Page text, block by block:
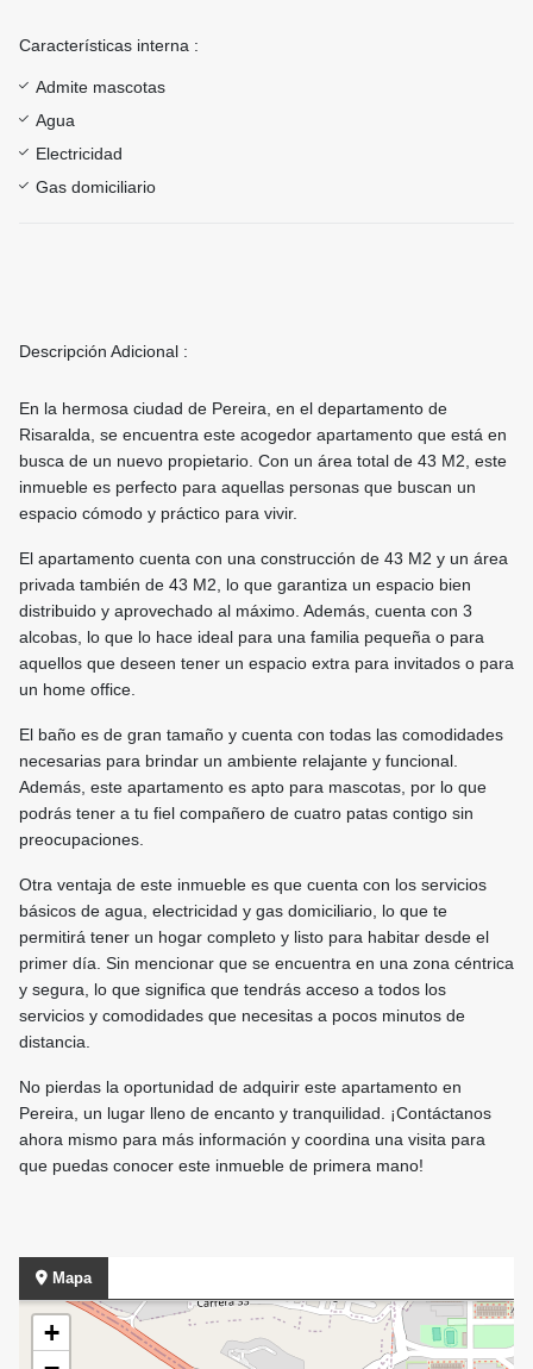
Características interna :
Admite mascotas
Agua
Electricidad
Gas domiciliario
Descripción Adicional :
En la hermosa ciudad de Pereira, en el departamento de
Risaralda, se encuentra este acogedor apartamento que está en
busca de un nuevo propietario. Con un área total de 43 M2, este
inmueble es perfecto para aquellas personas que buscan un
espacio cómodo y práctico para vivir.
El apartamento cuenta con una construcción de 43 M2 y un área
privada también de 43 M2, lo que garantiza un espacio bien
distribuido y aprovechado al máximo. Además, cuenta con 3
alcobas, lo que lo hace ideal para una familia pequeña o para
aquellos que deseen tener un espacio extra para invitados o para
un home office.
El baño es de gran tamaño y cuenta con todas las comodidades
necesarias para brindar un ambiente relajante y funcional.
Además, este apartamento es apto para mascotas, por lo que
podrás tener a tu fiel compañero de cuatro patas contigo sin
preocupaciones.
Otra ventaja de este inmueble es que cuenta con los servicios
básicos de agua, electricidad y gas domiciliario, lo que te
permitirá tener un hogar completo y listo para habitar desde el
primer día. Sin mencionar que se encuentra en una zona céntrica
y segura, lo que significa que tendrás acceso a todos los
servicios y comodidades que necesitas a pocos minutos de
distancia.
No pierdas la oportunidad de adquirir este apartamento en
Pereira, un lugar lleno de encanto y tranquilidad. ¡Contáctanos
ahora mismo para más información y coordina una visita para
que puedas conocer este inmueble de primera mano!
Mapa
+